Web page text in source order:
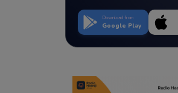
Download from
Google Play